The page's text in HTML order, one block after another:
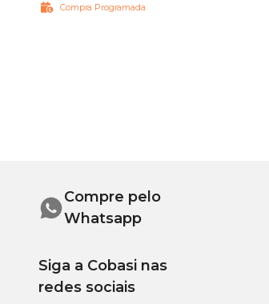
Compra Programada
Compre pelo
Whatsapp
Siga a Cobasi nas
redes sociais